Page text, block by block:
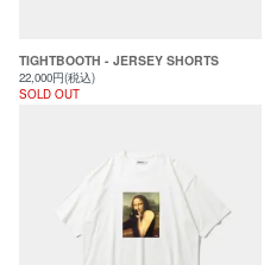
TIGHTBOOTH - JERSEY SHORTS
22,000円(税込)
SOLD OUT